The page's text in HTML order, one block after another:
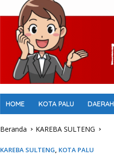
HOME KOTA PALU DAERAH
Beranda KAREBA SULTENG
KAREBA SULTENG, KOTA PALU